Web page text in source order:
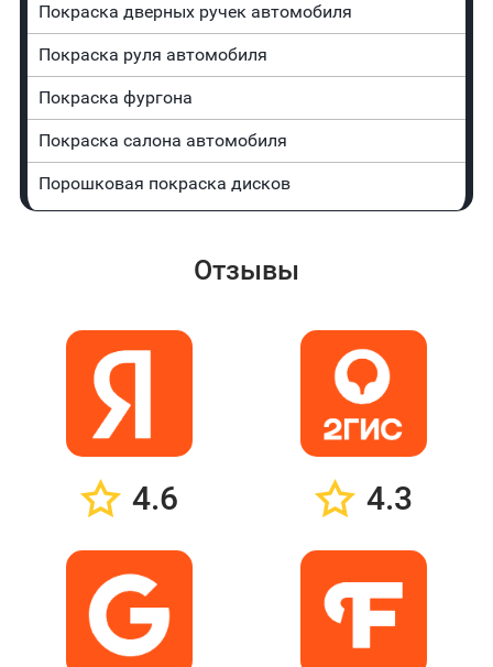
Покраска дверных ручек автомобиля
Покраска руля автомобиля
Покраска фургона
Покраска салона автомобиля
Порошковая покраска дисков
Отзывы
4.6 4.3